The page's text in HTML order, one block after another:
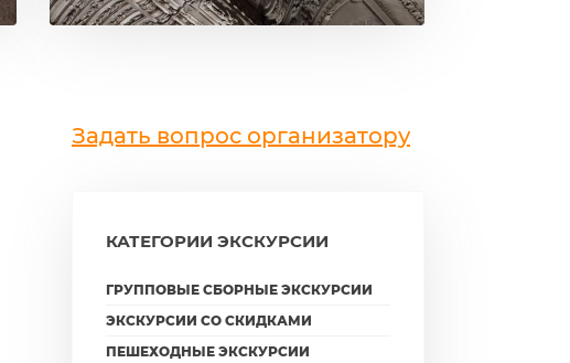
Задать вопрос организатору
КАТЕГОРИИ ЭКСКУРСИИ
ГРУППОВЫЕ СБОРНЫЕ ЭКСКУРСИИ
ЭКСКУРСИИ СО СКИДКАМИ
ПЕШЕХОДНЫЕ ЭКСКУРСИИ